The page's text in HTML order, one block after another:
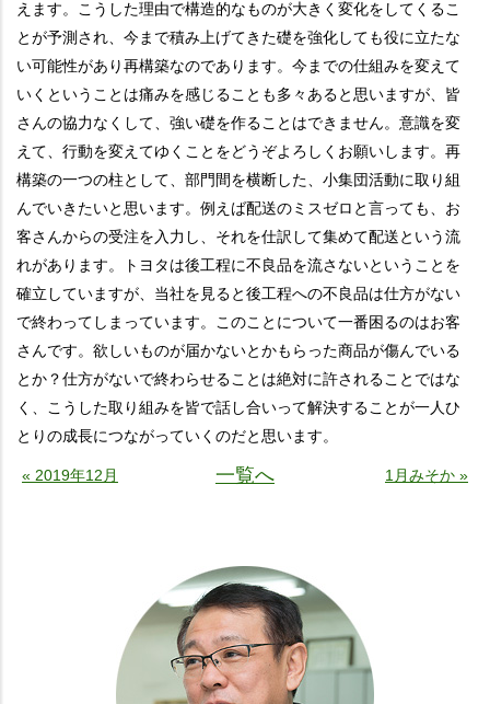
えます。こうした理由で構造的なものが大きく変化をしてくるこ
とが予測され、今まで積み上げてきた礎を強化しても役に立たな
い可能性があり再構築なのであります。今までの仕組みを変えて
いくということは痛みを感じることも多々あると思いますが、皆
さんの協力なくして、強い礎を作ることはできません。意識を変
えて、行動を変えてゆくことをどうぞよろしくお願いします。再
構築の一つの柱として、部門間を横断した、小集団活動に取り組
んでいきたいと思います。例えば配送のミスゼロと言っても、お
客さんからの受注を入力し、それを仕訳して集めて配送という流
れがあります。トヨタは後工程に不良品を流さないということを
確立していますが、当社を見ると後工程への不良品は仕方がない
で終わってしまっています。このことについて一番困るのはお客
さんです。欲しいものが届かないとかもらった商品が傷んでいる
とか？仕方がないで終わらせることは絶対に許されることではな
く、こうした取り組みを皆で話し合いって解決することが一人ひ
とりの成長につながっていくのだと思います。
« 2019年12月 一覧へ 1月みそか »